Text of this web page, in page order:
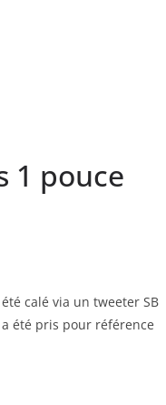
1 pouce
calé via un tweeter SB
été pris pour référence